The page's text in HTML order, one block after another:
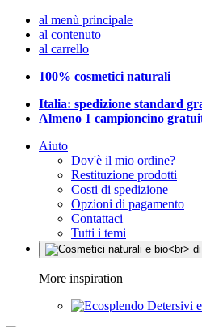
al menù principale
al contenuto
al carrello
100% cosmetici naturali
Italia: spedizione standard
Almeno 1 campioncino
Aiuto
Dov'è il mio ordine?
Restituzione prodotti
Costi di spedizione
Opzioni di pagamento
Contattaci
Tutti i temi
More inspiration
Detersivi